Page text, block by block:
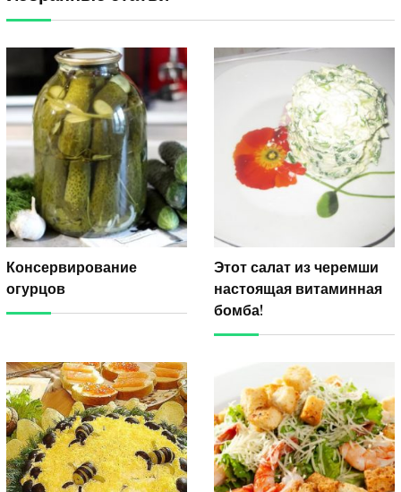
Консервирование
огурцов
Этот салат из черемши
настоящая витаминная
бомба!